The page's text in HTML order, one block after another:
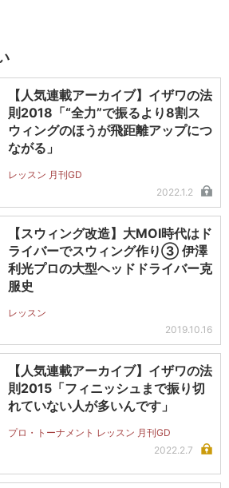
【人気連載アーカイブ】イザワの法
則2018「“全力”で振るより8割ス
ウィングのほうが飛距離アップにつ
ながる」
レッスン 月刊GD
2022.1.2
【スウィング改造】大MOI時代はド
ライバーでスウィング作り③ 伊澤
利光プロの大型ヘッドドライバー克
服史
レッスン
2019.10.16
【人気連載アーカイブ】イザワの法
則2015「フィニッシュまで振り切
れていない人が多いんです」
プロ・トーナメント レッスン 月刊GD
2022.2.7